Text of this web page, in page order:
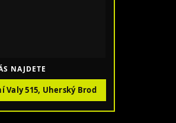
NAJDETE
Valy 515, Uherský Brod